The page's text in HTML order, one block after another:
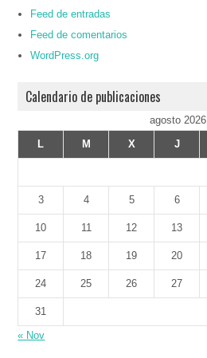
Feed de entradas
Feed de comentarios
WordPress.org
Calendario de publicaciones
agosto 2026
L
M X J
3 4 5 6
10 11 12 13
17 18 19 20
24 25 26 27
31
« Nov